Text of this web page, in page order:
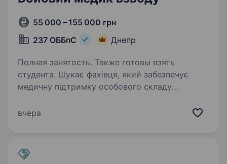
55 000 – 155 000 грн
237 ОББпС
Днепр
Полная занятость. Также готовы взять
студента. Шукає фахівця, який забезпечує
медичну підтримку особового складу
медичну допомогу, організовує профілактичні
вчера